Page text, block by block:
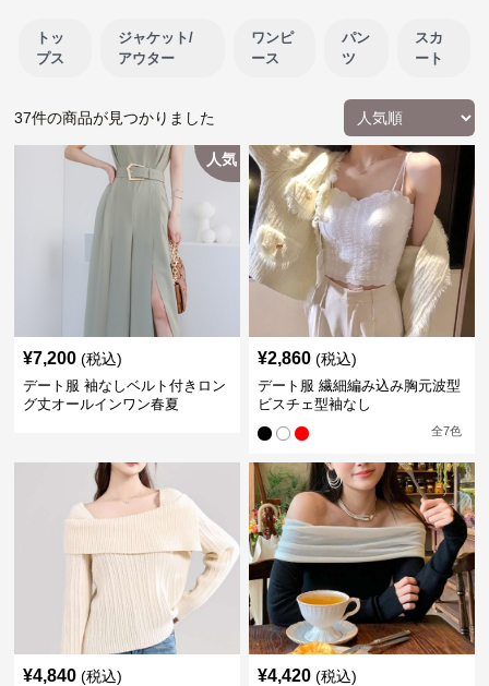
トッ
プス
ジャケット/
アウター
ワンピ
ース
パン
ツ
スカ
ート
37件の商品が見つかりました
人気
¥7,200 (税込)
デート服 袖なしベルト付きロン
グ丈オールインワン春夏
¥2,860 (税込)
デート服 繊細編み込み胸元波型
ビスチェ型袖なし
全7色
¥4,840 (税込) ¥4,420 (税込)